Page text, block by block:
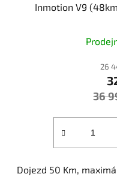
Inmotion V9
26
36
Dojezd 50 Km,